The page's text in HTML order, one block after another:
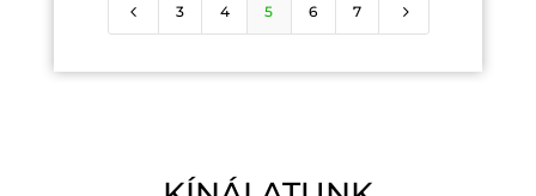
4 3 4 5 6 7 5